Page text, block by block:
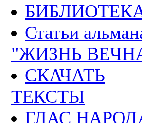
Статьи
"ЖИЗНЬ
СКАЧАТЬ
ТЕКСТЫ
ГЛАС